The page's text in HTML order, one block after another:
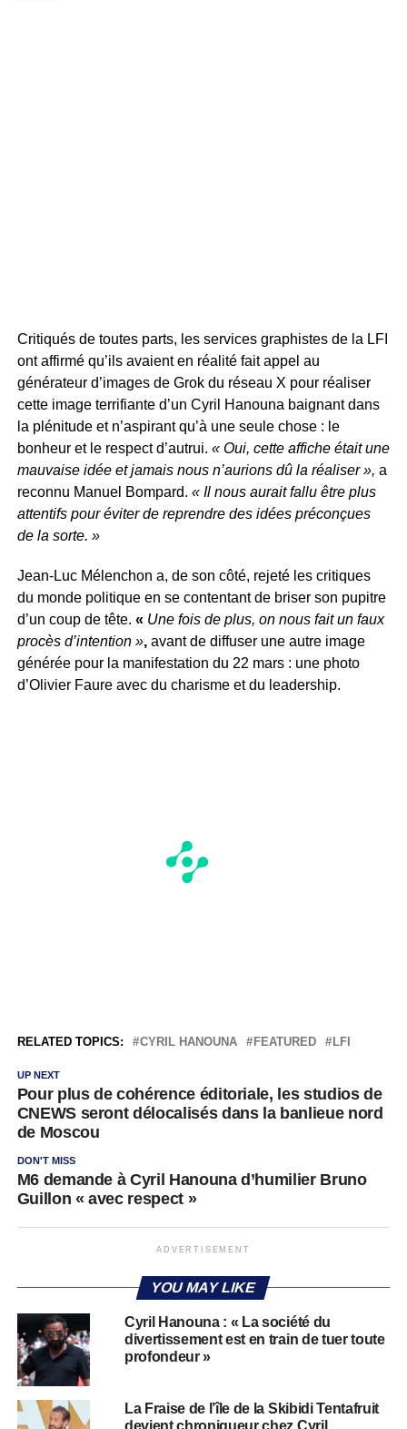
Critiqués de toutes parts, les services graphistes de la LFI
ont affirmé qu’ils avaient en réalité fait appel au
générateur d’images de Grok du réseau X pour réaliser
cette image terrifiante d’un Cyril Hanouna baignant dans
la plénitude et n’aspirant qu’à une seule chose : le
bonheur et le respect d’autrui. « Oui, cette affiche était une
mauvaise idée et jamais nous n’aurions dû la réaliser », a
reconnu Manuel Bompard. « Il nous aurait fallu être plus
attentifs pour éviter de reprendre des idées préconçues
de la sorte. »
Jean-Luc Mélenchon a, de son côté, rejeté les critiques
du monde politique en se contentant de briser son pupitre
d’un coup de tête. « Une fois de plus, on nous fait un faux
procès d’intention »,avant de diffuser une autre image
générée pour la manifestation du 22 mars : une photo
d’Olivier Faure avec du charisme et du leadership.
RELATED TOPICS: CYRIL HANOUNA FEATURED LFI
UP NEXT
Pour plus de cohérence éditoriale, les studios de
CNEWS seront délocalisés dans la banlieue nord
de Moscou
DON'T MISS
M6 demande à Cyril Hanouna d’humilier Bruno
Guillon « avec respect »
ADVERTISEMENT
YOU MAY LIKE
Cyril Hanouna : « La société du
divertissement est en train de tuer toute
profondeur »
La Fraise de l’île de la Skibidi Tentafruit